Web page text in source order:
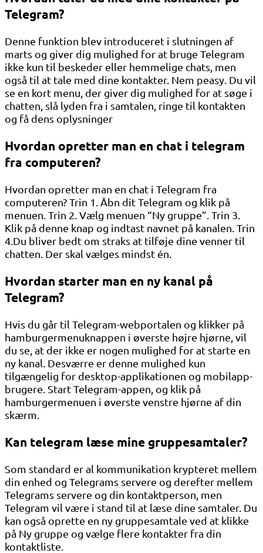
Telegram?
Denne funktion blev introduceret i slutningen af ​​
marts og giver dig mulighed for at bruge Telegram
ikke kun til beskeder eller hemmelige chats, men
også til at tale med dine kontakter. Nem peasy. Du vil
se en kort menu, der giver dig mulighed for at søge i
chatten, slå lyden fra i samtalen, ringe til kontakten
og få dens oplysninger
Hvordan opretter man en chat i telegram
fra computeren?
Hvordan opretter man en chat i Telegram fra
computeren? Trin 1. Åbn dit Telegram og klik på
menuen. Trin 2. Vælg menuen “Ny gruppe”. Trin 3.
Klik på denne knap og indtast navnet på kanalen. Trin
4.Du bliver bedt om straks at tilføje dine venner til
chatten. Der skal vælges mindst én.
Hvordan starter man en ny kanal på
Telegram?
Hvis du går til Telegram-webportalen og klikker på
hamburgermenuknappen i øverste højre hjørne, vil
du se, at der ikke er nogen mulighed for at starte en
ny kanal. Desværre er denne mulighed kun
tilgængelig for desktop-applikationen og mobilapp-
brugere. Start Telegram-appen, og klik på
hamburgermenuen i øverste venstre hjørne af din
skærm.
Kan telegram læse mine gruppesamtaler?
Som standard er al kommunikation krypteret mellem
din enhed og Telegrams servere og derefter mellem
Telegrams servere og din kontaktperson, men
Telegram vil være i stand til at læse dine samtaler. Du
kan også oprette en ny gruppesamtale ved at klikke
på Ny gruppe og vælge flere kontakter fra din
kontaktliste.